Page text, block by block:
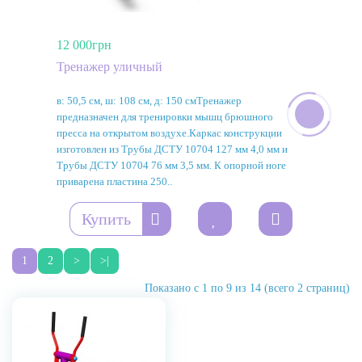
12 000грн
Тренажер уличный
в: 50,5 см, ш: 108 см, д: 150 смТренажер
предназначен для тренировки мышц брюшного
пресса на открытом воздухе.Каркас конструкции
изготовлен из Трубы ДСТУ 10704 127 мм 4,0 мм и
Трубы ДСТУ 10704 76 мм 3,5 мм. К опорной ноге
приварена пластина 250..
Купить
1 2 > >|
Показано с 1 по 9 из 14 (всего 2 страниц)